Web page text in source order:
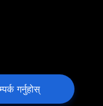
गर्नुहोस्